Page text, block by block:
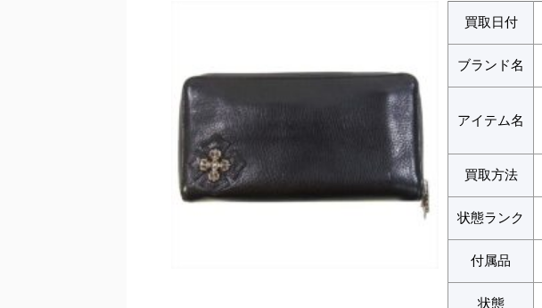
買取日付
ブランド名
アイテム名
買取方法
状態ランク
付属品
状態